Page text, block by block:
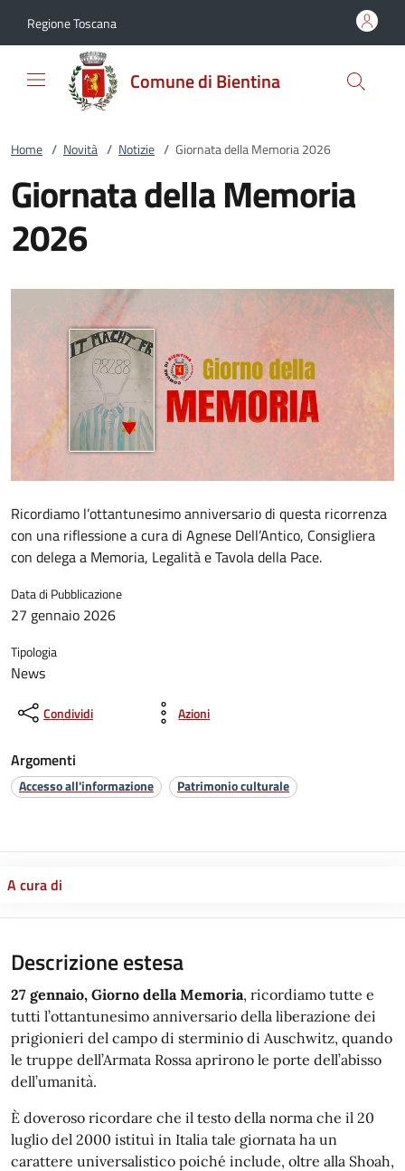
Regione Toscana
Comune di Bientina
Home / Novità / Notizie / Giornata della Memoria 2026
Giornata della Memoria
2026
Ricordiamo l’ottantunesimo anniversario di questa ricorrenza
con una riflessione a cura di Agnese Dell’Antico, Consigliera
con delega a Memoria, Legalità e Tavola della Pace.
Data di Pubblicazione
27 gennaio 2026
Tipologia
News
Condividi Azioni
Argomenti
Accesso all'informazione Patrimonio culturale
A cura di
Descrizione estesa
27 gennaio, Giorno della Memoria, ricordiamo tutte e
tutti l’ottantunesimo anniversario della liberazione dei
prigionieri del campo di sterminio di Auschwitz, quando
le truppe dell’Armata Rossa aprirono le porte dell’abisso
dell’umanità.
È doveroso ricordare che il testo della norma che il 20
luglio del 2000 istituì in Italia tale giornata ha un
carattere universalistico poiché include, oltre alla Shoah,